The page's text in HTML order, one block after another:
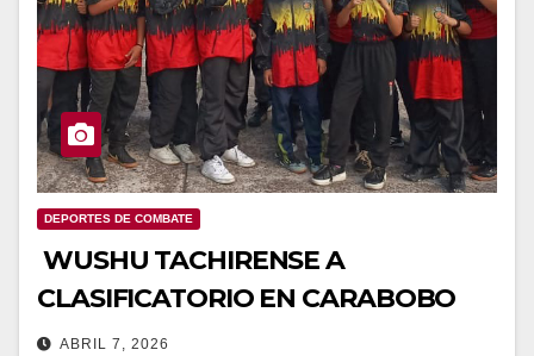
DEPORTES DE COMBATE
WUSHU TACHIRENSE A
CLASIFICATORIO EN CARABOBO
ABRIL 7, 2026